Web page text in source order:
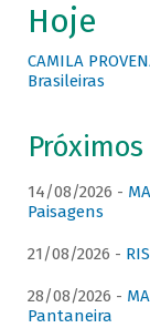
Hoje
CAMILA
Brasileiras
14/08/2026 -
Paisagens
21/08/2026 -
28/08/2026 -
Pantaneira